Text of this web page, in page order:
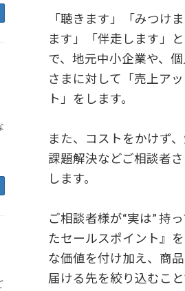
「聴きます」「みつけ
ます」「伴走します」
で、地元中小企業や、
さまに対して「売上ア
ト」をします。
また、コストをかけず、
課題解決などご相談者
します。
ご相談者様が“実は” 持
たセールスポイント』
な価値を付け加え、商
届ける先を絞り込むこ